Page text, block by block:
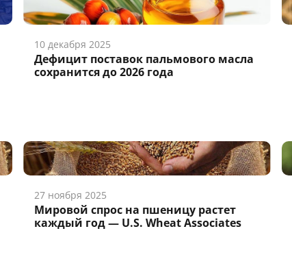
10 декабря 2025
Дефицит поставок пальмового масла
сохранится до 2026 года
27 ноября 2025
Мировой спрос на пшеницу растет
каждый год — U.S. Wheat Associates